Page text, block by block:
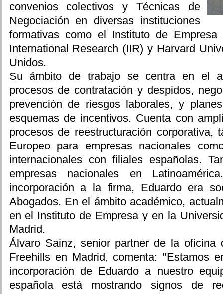
convenios colectivos y Técnicas de
Negociación en diversas instituciones
formativas como el Instituto de
International Research (IIR) y Harvard
Unidos.
Su ámbito de trabajo se centra en el
procesos de contratación y despidos,
prevención de riesgos laborales, y
esquemas de incentivos. Cuenta con
procesos de reestructuración corporativa,
Europeo para empresas nacionales
internacionales con filiales españolas.
empresas nacionales en
incorporación a la firma, Eduardo era
Abogados. En el ámbito académico,
en el Instituto de Empresa y en la
Madrid.
Álvaro Sainz, senior partner de la oficina
Freehills en Madrid, comenta: "Estamos
incorporación de Eduardo a nuestro
española está mostrando signos de